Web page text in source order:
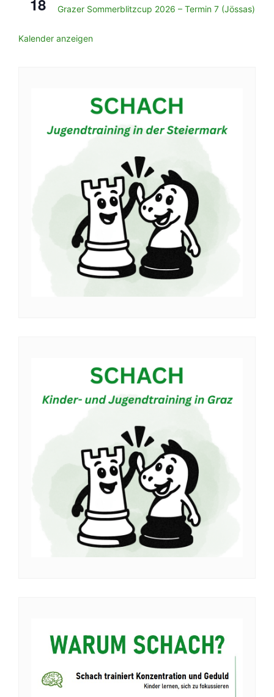
18 Grazer Sommerblitzcup 2026 – Termin 7 (Jössas)
Kalender anzeigen